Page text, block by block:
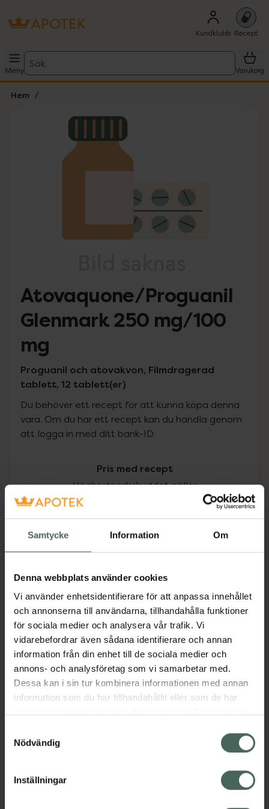
Samtycke Information Om
Denna webbplats använder cookies
Vi använder enhetsidentifierare för att anpassa innehållet
och annonserna till användarna, tillhandahålla funktioner
för sociala medier och analysera vår trafik. Vi
vidarebefordrar även sådana identifierare och annan
information från din enhet till de sociala medier och
annons- och analysföretag som vi samarbetar med.
Dessa kan i sin tur kombinera informationen med annan
information som du har tillhandahållit eller som de har
återkalla ditt samtycke via webbplatsens
cookieinställningar. Ett återkallat samtycke påverkar inte
lagligheten av behandling som skett innan återkallelsen.
Nödvändig
Inställningar
Kundklubb Recept
Meny
Sök
Varukorg
Hem
Lista: . Innehåller 1 objekt.
Atovaquone/Proguanil
Glenmark 250 mg/100
mg
Proguanil och atovakvon, Filmdragerad
tablett, 12 tablett(er)
Du behöver ett recept för att kunna köpa denna
vara. Om du har ett recept kan du handla genom
att logga in med ditt bank-ID.
Pris med recept
Högkostnadsskyddet gäller
92,81 kr
I apotek:92,81 kr
Aktuella erbjudanden
Beskrivning Dölj
EAN:07350109551853
Visa